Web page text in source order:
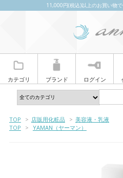
11,000円(税込)以上のお買い物
カテゴリ ブランド ログイン
TOP > 店販用化粧品 > 美容液・乳液
TOP
> YAMAN（ヤーマン）